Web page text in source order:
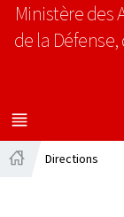
Ministère des
de la
MENU
PRINCIPAL
Directions